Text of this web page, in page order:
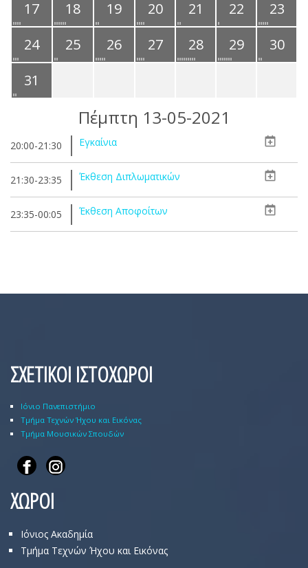
17
18 19 20 21 22
23
24
25 26 27 28 29
30
31
Πέμπτη 13-05-2021
20:00-21:30 Εγκαίνια
21:30-23:35 Έκθεση Διπλωματικών
23:35-00:05 Έκθεση Αποφοίτων
ΣΧΕΤΙΚΟΙ ΙΣΤΟΧΩΡΟΙ
Ιόνιο Πανεπιστήμιο
Τμήμα Τεχνών Ήχου και Εικόνας
Τμήμα Μουσικών Σπουδών
ΧΩΡΟΙ
Ιόνιος Ακαδημία
Τμήμα Τεχνών Ήχου και Εικόνας